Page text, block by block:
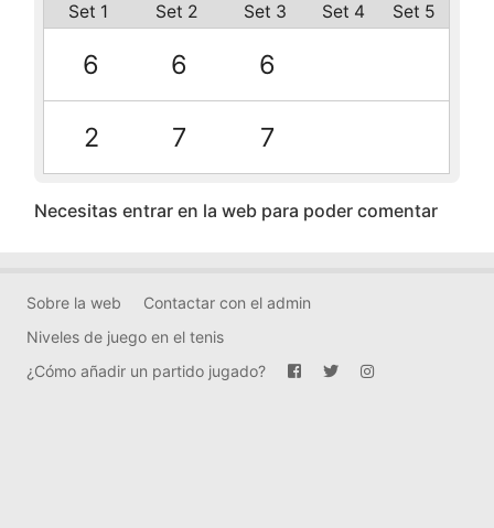
Set 1 Set 2 Set 3 Set 4 Set 5
6 6 6
2 7 7
Necesitas entrar en la web para poder comentar
Sobre la web
Contactar con el admin
Niveles de juego en el tenis
¿Cómo añadir un partido jugado?